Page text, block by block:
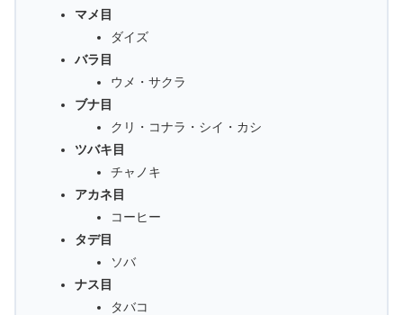
マメ目
ダイズ
バラ目
ウメ・サクラ
ブナ目
クリ・コナラ・シイ・カシ
ツバキ目
チャノキ
アカネ目
コーヒー
タデ目
ソバ
ナス目
タバコ